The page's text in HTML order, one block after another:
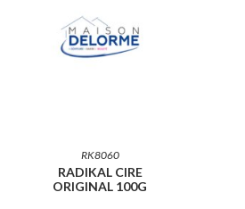
RK8060
RADIKAL CIRE
ORIGINAL 100G